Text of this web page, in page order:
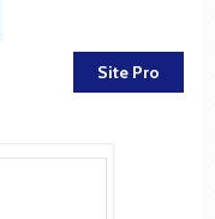
Site Pro